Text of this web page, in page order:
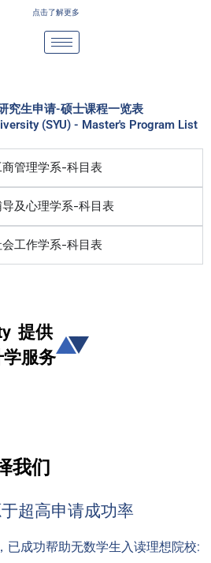
点击了解更多
究生申请-硕士课程一览表
(SYU) - Master's Program List
管理学系-科目表
及心理学系-科目表
工作学系-科目表
提供
服务
我们
超高申请成功率
已成功帮助无数学生入读理想院校: